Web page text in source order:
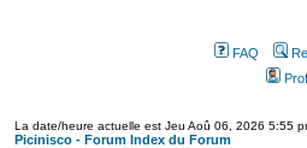
FAQ
La date/heure actuelle est Jeu Aoû 06, 2026 5:55
Picinisco - Forum Index du Forum